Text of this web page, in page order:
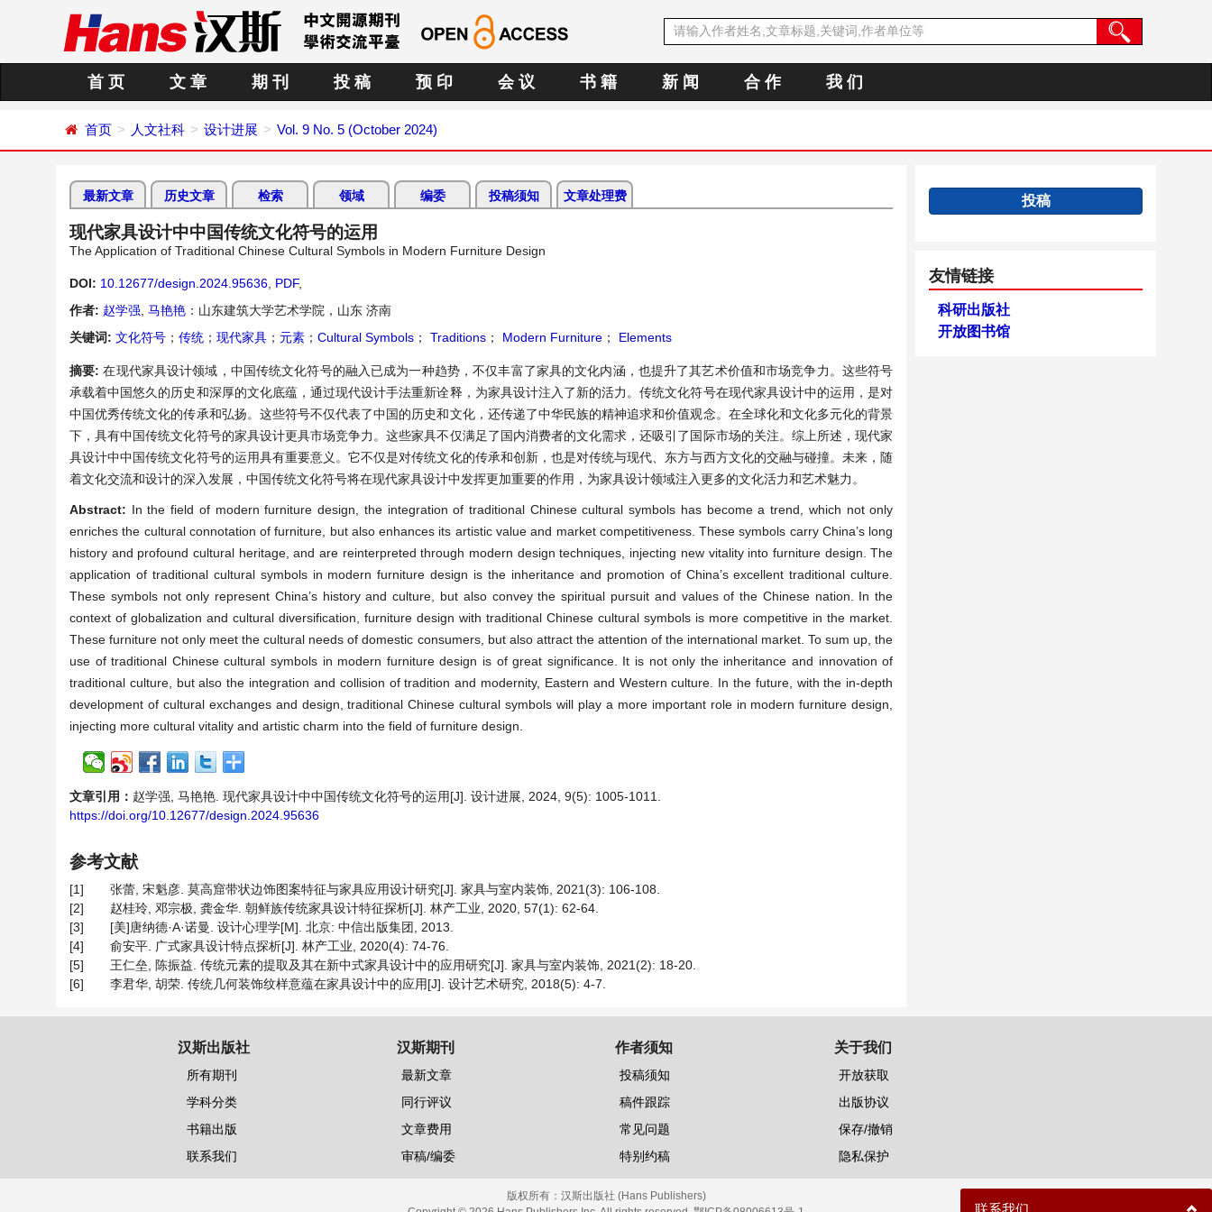
首 页 文 章 期 刊 投 稿 预 印 会 议 书 籍 新 闻 合 作 我 们
首页 人文社科 设计进展 Vol. 9 No. 5 (October 2024)
最新文章 历史文章 检索 领域 编委 投稿须知 文章处理费
现代家具设计中中国传统文化符号的运用
The Application of Traditional Chinese Cultural Symbols in Modern Furniture Design
DOI: 10.12677/design.2024.95636 PDF,
作者: 赵学强 马艳艳 ：山东建筑大学艺术学院，山东 济南
关键词: 文化符号 ； 传统 ； 现代家具 ； 元素 ； Cultural Symbols ； Traditions ； Modern Furniture ； Elements
摘要:在现代家具设计领域，中国传统文化符号的融入已成为一种趋势，不仅丰富了家具的文化内涵，也提升了其艺术价值和市场竞争力。这些符号
承载着中国悠久的历史和深厚的文化底蕴，通过现代设计手法重新诠释，为家具设计注入了新的活力。传统文化符号在现代家具设计中的运用，是对
中国优秀传统文化的传承和弘扬。这些符号不仅代表了中国的历史和文化，还传递了中华民族的精神追求和价值观念。在全球化和文化多元化的背景
下，具有中国传统文化符号的家具设计更具市场竞争力。这些家具不仅满足了国内消费者的文化需求，还吸引了国际市场的关注。综上所述，现代家
具设计中中国传统文化符号的运用具有重要意义。它不仅是对传统文化的传承和创新，也是对传统与现代、东方与西方文化的交融与碰撞。未来，随
着文化交流和设计的深入发展，中国传统文化符号将在现代家具设计中发挥更加重要的作用，为家具设计领域注入更多的文化活力和艺术魅力。
Abstract: In the field of modern furniture design, the integration of traditional Chinese cultural symbols has become a trend, which not only
enriches the cultural connotation of furniture, but also enhances its artistic value and market competitiveness. These symbols carry China’s long
history and profound cultural heritage, and are reinterpreted through modern design techniques, injecting new vitality into furniture design. The
application of traditional cultural symbols in modern furniture design is the inheritance and promotion of China’s excellent traditional culture.
These symbols not only represent China’s history and culture, but also convey the spiritual pursuit and values of the Chinese nation. In the
context of globalization and cultural diversification, furniture design with traditional Chinese cultural symbols is more competitive in the market.
These furniture not only meet the cultural needs of domestic consumers, but also attract the attention of the international market. To sum up, the
use of traditional Chinese cultural symbols in modern furniture design is of great significance. It is not only the inheritance and innovation of
traditional culture, but also the integration and collision of tradition and modernity, Eastern and Western culture. In the future, with the in-depth
development of cultural exchanges and design, traditional Chinese cultural symbols will play a more important role in modern furniture design,
injecting more cultural vitality and artistic charm into the field of furniture design.
文章引用： 赵学强, 马艳艳. 现代家具设计中中国传统文化符号的运用[J]. 设计进展, 2024, 9(5): 1005-1011.
https://doi.org/10.12677/design.2024.95636
参考文献
[1]
张蕾, 宋魁彦. 莫高窟带状边饰图案特征与家具应用设计研究[J]. 家具与室内装饰, 2021(3): 106-108.
[2]
赵桂玲, 邓宗极, 龚金华. 朝鲜族传统家具设计特征探析[J]. 林产工业, 2020, 57(1): 62-64.
[3]
[美]唐纳德·A·诺曼. 设计心理学[M]. 北京: 中信出版集团, 2013.
[4]
俞安平. 广式家具设计特点探析[J]. 林产工业, 2020(4): 74-76.
[5]
王仁垒, 陈振益. 传统元素的提取及其在新中式家具设计中的应用研究[J]. 家具与室内装饰, 2021(2): 18-20.
[6]
李君华, 胡荣. 传统几何装饰纹样意蕴在家具设计中的应用[J]. 设计艺术研究, 2018(5): 4-7.
投稿
友情链接
科研出版社
开放图书馆
汉斯出版社
所有期刊
学科分类
书籍出版
联系我们
汉斯期刊
最新文章
同行评议
文章费用
审稿/编委
作者须知
投稿须知
稿件跟踪
常见问题
特别约稿
关于我们
开放获取
出版协议
保存/撤销
隐私保护
版权所有： 汉斯出版社 (Hans Publishers)